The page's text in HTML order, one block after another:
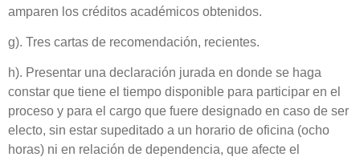
amparen los créditos académicos obtenidos.
g). Tres cartas de recomendación, recientes.
h). Presentar una declaración jurada en donde se haga
constar que tiene el tiempo disponible para participar en el
proceso y para el cargo que fuere designado en caso de ser
electo, sin estar supeditado a un horario de oficina (ocho
horas) ni en relación de dependencia, que afecte el